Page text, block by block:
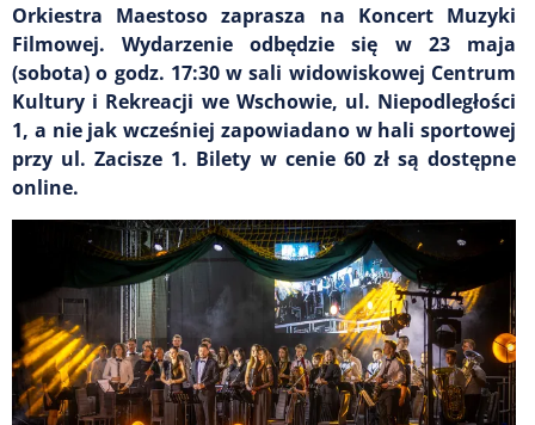
Orkiestra Maestoso zaprasza na Koncert Muzyki
Filmowej. Wydarzenie odbędzie się w 23 maja
(sobota) o godz. 17:30 w sali widowiskowej Centrum
Kultury i Rekreacji we Wschowie, ul. Niepodległości
1, a nie jak wcześniej zapowiadano w hali sportowej
przy ul. Zacisze 1. Bilety w cenie 60 zł są dostępne
online.